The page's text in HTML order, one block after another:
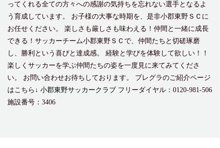
ってくれる全ての方々への感謝の気持ちを忘れない選手となるよ
う育成しています。 お子様の大事な時期を、是非小郡東野ＳＣに
お任せください。 楽しさも厳しさも味わえる！仲間と一緒に成長
できる！サッカーチーム小郡東野ＳＣで、仲間たちと切磋琢磨
し、勝利という喜びと達成感。 経験と学びを体験して欲しい！！
楽しくサッカーを学ぶ仲間たちの姿を一度見に来てみてくださ
い。 お問い合わせお待ちしております。 プレグラのご紹介ページ
はこちら↓ 小郡東野サッカークラブ フリーダイヤル：0120-981-506
施設番号：3406